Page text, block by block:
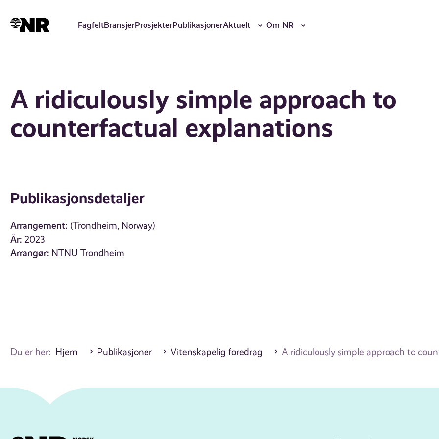
hovedinnhold
FagfeltBransjerProsjekterPublikasjonerAktuelt Om NR
A ridiculously simple approach to
counterfactual explanations
Publikasjonsdetaljer
Arrangement: (Trondheim, Norway)
År: 2023
Arrangør: NTNU Trondheim
Du er her: Hjem Publikasjoner Vitenskapelig foredrag A ridiculously simple approach to